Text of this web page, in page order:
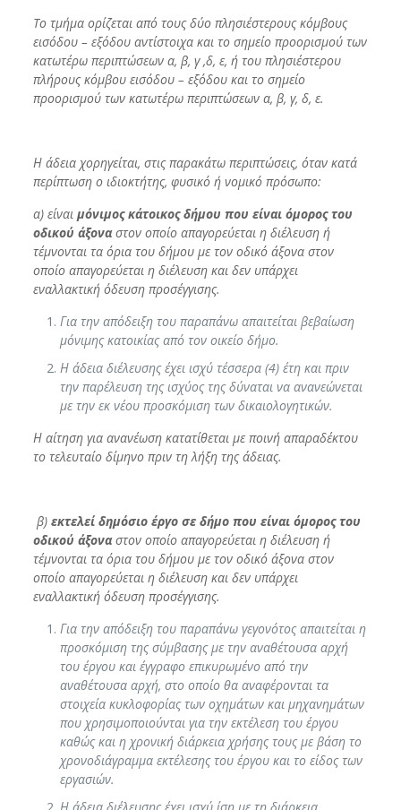
To τμήμα ορίζεται από τους δύο πλησιέστερους κόμβους
εισόδου – εξόδου αντίστοιχα και το σημείο προορισμού των
κατωτέρω περιπτώσεων α, β, γ ,δ, ε, ή του πλησιέστερου
πλήρους κόμβου εισόδου – εξόδου και το σημείο
προορισμού των κατωτέρω περιπτώσεων α, β, γ, δ, ε.
Η άδεια χορηγείται, στις παρακάτω περιπτώσεις, όταν κατά
περίπτωση ο ιδιοκτήτης, φυσικό ή νομικό πρόσωπο:
α) είναι μόνιμος κάτοικος δήμου που είναι όμορος του
οδικού άξοναστον οποίο απαγορεύεται η διέλευση ή
τέμνονται τα όρια του δήμου με τον οδικό άξονα στον
οποίο απαγορεύεται η διέλευση και δεν υπάρχει
εναλλακτική όδευση προσέγγισης.
Για την απόδειξη του παραπάνω απαιτείται βεβαίωση
μόνιμης κατοικίας από τον οικείο δήμο.
Η άδεια διέλευσης έχει ισχύ τέσσερα (4) έτη και πριν
την παρέλευση της ισχύος της δύναται να ανανεώνεται
με την εκ νέου προσκόμιση των δικαιολογητικών.
Η αίτηση για ανανέωση κατατίθεται με ποινή απαραδέκτου
το τελευταίο δίμηνο πριν τη λήξη της άδειας.
β) εκτελεί δημόσιο έργο σε δήμο που είναι όμορος του
οδικού άξοναστον οποίο απαγορεύεται η διέλευση ή
τέμνονται τα όρια του δήμου με τον οδικό άξονα στον
οποίο απαγορεύεται η διέλευση και δεν υπάρχει
εναλλακτική όδευση προσέγγισης.
Για την απόδειξη του παραπάνω γεγονότος απαιτείται η
προσκόμιση της σύμβασης με την αναθέτουσα αρχή
του έργου και έγγραφο επικυρωμένο από την
αναθέτουσα αρχή, στο οποίο θα αναφέρονται τα
στοιχεία κυκλοφορίας των οχημάτων και μηχανημάτων
που χρησιμοποιούνται για την εκτέλεση του έργου
καθώς και η χρονική διάρκεια χρήσης τους με βάση το
χρονοδιάγραμμα εκτέλεσης του έργου και το είδος των
εργασιών.